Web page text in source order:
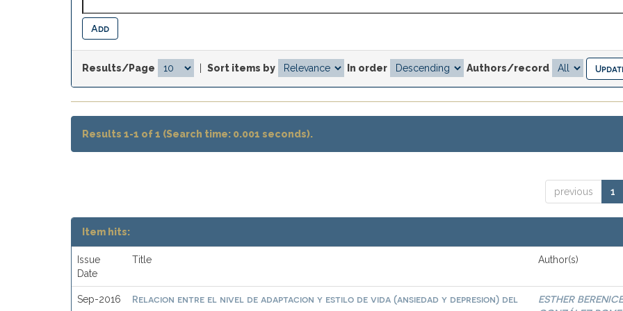
Results/Page Sort items by In order Authors/record
Results 1-1 of 1 (Search time: 0.001 seconds).
previous 1
Item hits:
Issue
Date
Title Author(s)
Sep-2016
Relacion entre el nivel de adaptacion y estilo de vida (ansiedad y depresion) del
ESTHER